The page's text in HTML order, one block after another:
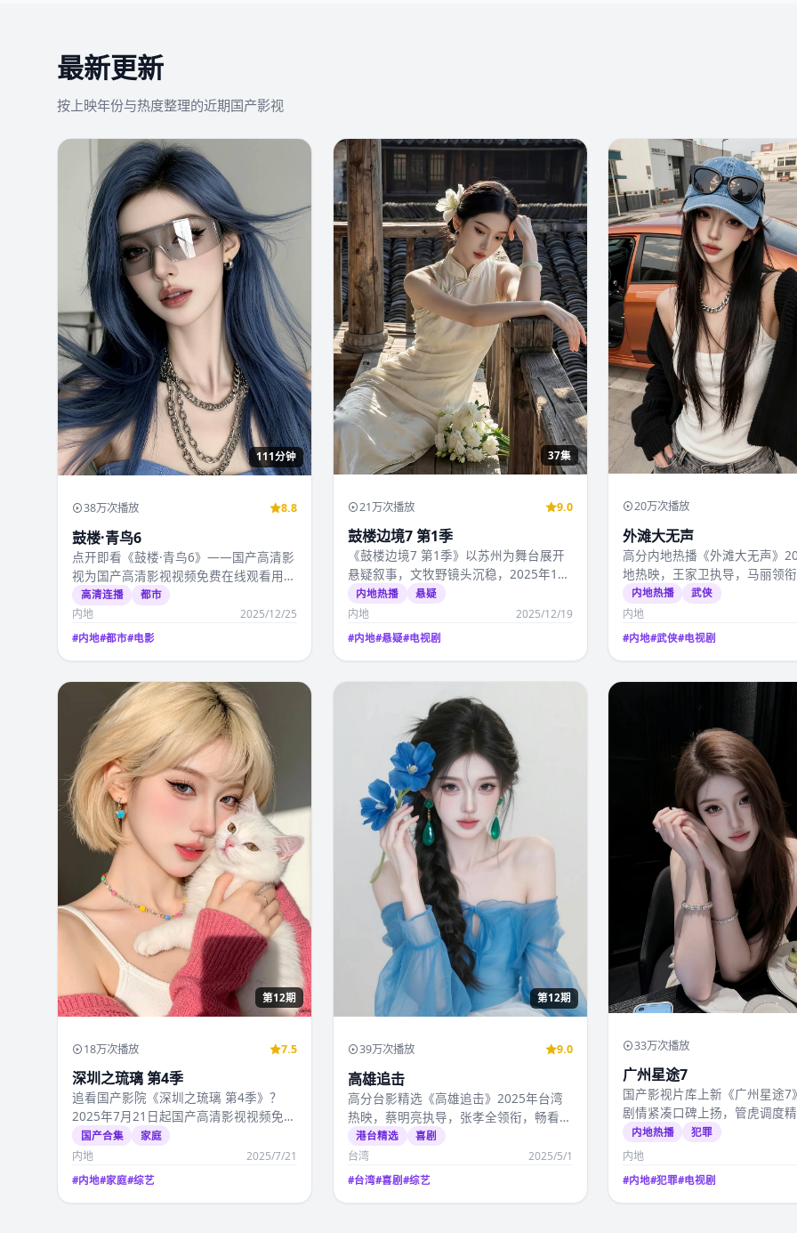
最新更新
按上映年份与热度整理的近期国产影视
111分钟
38万次播放 8.8
鼓楼·青鸟6
点开即看《鼓楼·青鸟6》——国产高清影
视为国产高清影视视频免费在线观看用户
精选的情感电影，姜…
高清连播 都市
内地 2025/12/25
#内地#都市#电影
37集
21万次播放 9.0
鼓楼边境7 第1季
《鼓楼边境7 第1季》以苏州为舞台展开
悬疑叙事，文牧野镜头沉稳，2025年12
月19日起国产…
内地热播 悬疑
内地 2025/12/19
#内地#悬疑#电视剧
20万次播放
外滩大无声
高分内地热播《外滩大无声》
地热映，王家卫执导，马丽领
产高清影视视频免费…
内地热播 武侠
内地
#内地#武侠#电视剧
第12期
18万次播放 7.5
深圳之琉璃 第4季
追看国产影院《深圳之琉璃 第4季》？
2025年7月21日起国产高清影视视频免费
在线观看可看全…
国产合集 家庭
内地 2025/7/21
#内地#家庭#综艺
第12期
39万次播放 9.0
高雄追击
高分台影精选《高雄追击》2025年台湾
热映，蔡明亮执导，张孝全领衔，畅看国
产高清影视视频免费…
港台精选 喜剧
台湾 2025/5/1
#台湾#喜剧 #综艺
33万次播放
广州星途7
国产影视片库上新《广州星途7
剧情紧凑口碑上扬，管虎调度
2025年4月8日起国产…
内地热播 犯罪
内地
#内地#犯罪#电视剧